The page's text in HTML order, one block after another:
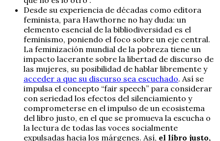
Desde su experiencia de décadas como editora
feminista, para Hawthorne no hay duda: un
elemento esencial de la bibliodiversidad es el
feminismo, poniendo el foco sobre un eje central.
La feminización mundial de la pobreza tiene un
impacto lacerante sobre la libertad de discurso de
las mujeres, su posibilidad de hablar libremente y
acceder a que su discurso sea escuchado. Así se
impulsa el concepto “fair speech” para considerar
con seriedad los efectos del silenciamiento y
comprometerse en el impulso de un ecosistema
del libro justo, en el que se promueva la escucha o
la lectura de todas las voces socialmente
expulsadas hacia los márgenes. Así, el libro justo,